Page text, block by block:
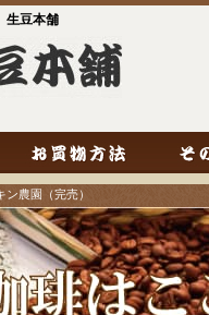
生豆本舗
農園（完売）